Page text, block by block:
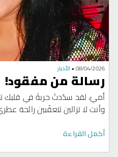
08/04/2026
• الأخبار
رسالة من مفقود!
أميّ، لقد سدّدتُ حربةً في قلبك
وأنت لا تزالين تتعقّبين رائحة
خذلتك بيروت، وخذلك حُبُّ هذا
أكمل القراءة